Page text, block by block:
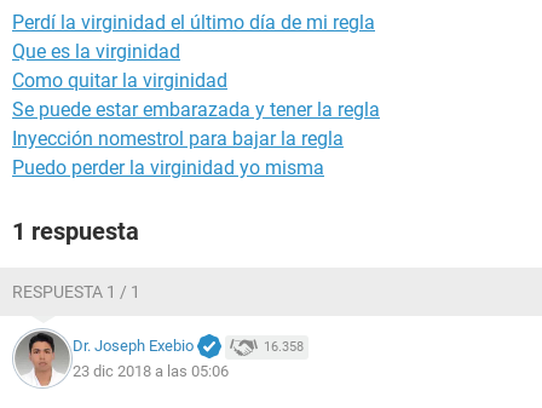
Perdí la virginidad el último día de mi regla
Que es la virginidad
Como quitar la virginidad
Se puede estar embarazada y tener la regla
Inyección nomestrol para bajar la regla
Puedo perder la virginidad yo misma
1 respuesta
RESPUESTA 1 / 1
Dr. Joseph Exebio 16.358
23 dic 2018 a las 05:06